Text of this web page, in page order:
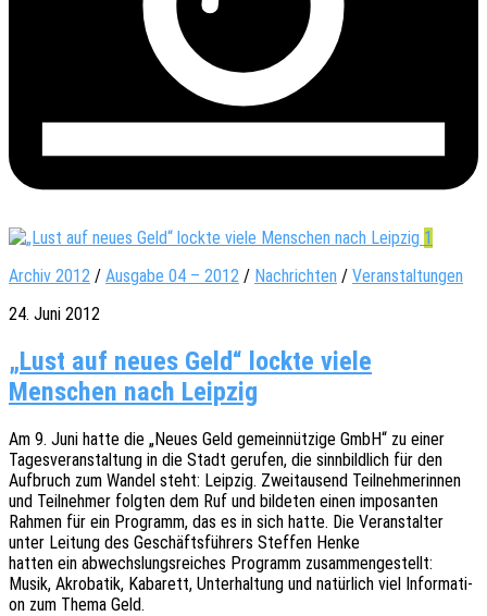
1
Archiv 2012 / Ausgabe 04 – 2012 / Nachrichten / Veranstaltungen
24. Juni 2012
„Lust auf neues Geld“ lockte viele
Menschen nach Leipzig
Am 9. Juni hatte die „Neues Geld gemein­nüt­zi­ge GmbH“ zu einer
Tages­ver­an­stal­tung in die Stadt geru­fen, die sinn­bild­lich für den
Aufbruch zum Wandel steht: Leip­zig. Zwei­tau­send Teil­neh­me­rin­nen
und Teil­neh­mer folg­ten dem Ruf und bilde­ten einen impo­san­ten
Rahmen für ein Programm, das es in sich hatte. Die Veran­stal­ter
unter Leitung des Geschäfts­füh­rers Stef­fen Henke
hatten ein abwechs­lungs­rei­ches Programm zusam­men­ge­stellt:
Musik, Akro­ba­tik, Kaba­rett, Unter­hal­tung und natür­lich viel Infor­ma­ti­
on zum Thema Geld.